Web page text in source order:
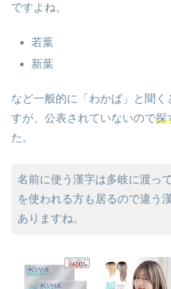
ですよね。
若葉
新葉
など一般的に「わかば」と聞く
すが、公表されていないので探
た。
名前に使う漢字は多岐に渡っ
を使われる方も居るので違う
ありますね。